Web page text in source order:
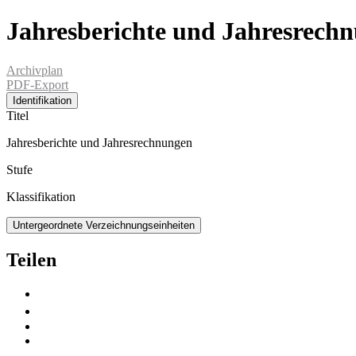
Jahresberichte und
Archivplan
PDF-Export
Identifikation
Titel
Jahresberichte und Jahresrechnungen
Stufe
Klassifikation
Untergeordnete Verzeichnungseinheiten
Teilen